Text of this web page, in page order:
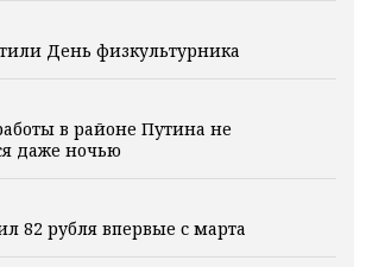
День физкультурника
в районе Путина не
даже ночью
82 рубля впервые с марта